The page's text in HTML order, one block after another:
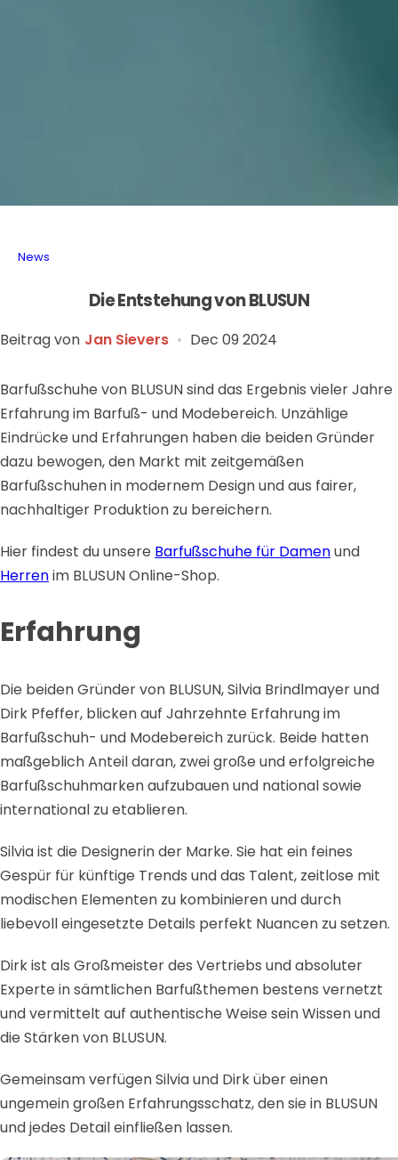
News
Die Entstehung von BLUSUN
Beitrag von Jan Sievers Dec 09 2024
Barfußschuhe von BLUSUN sind das Ergebnis vieler Jahre
Erfahrung im Barfuß- und Modebereich. Unzählige
Eindrücke und Erfahrungen haben die beiden Gründer
dazu bewogen, den Markt mit zeitgemäßen
Barfußschuhen in modernem Design und aus fairer,
nachhaltiger Produktion zu bereichern.
Hier findest du unsere Barfußschuhe für Damenund
Herrenim BLUSUN Online-Shop.
Erfahrung
Die beiden Gründer von BLUSUN, Silvia Brindlmayer und
Dirk Pfeffer, blicken auf Jahrzehnte Erfahrung im
Barfußschuh- und Modebereich zurück. Beide hatten
maßgeblich Anteil daran, zwei große und erfolgreiche
Barfußschuhmarken aufzubauen und national sowie
international zu etablieren.
Silvia ist die Designerin der Marke. Sie hat ein feines
Gespür für künftige Trends und das Talent, zeitlose mit
modischen Elementen zu kombinieren und durch
liebevoll eingesetzte Details perfekt Nuancen zu setzen.
Dirk ist als Großmeister des Vertriebs und absoluter
Experte in sämtlichen Barfußthemen bestens vernetzt
und vermittelt auf authentische Weise sein Wissen und
die Stärken von BLUSUN.
Gemeinsam verfügen Silvia und Dirk über einen
ungemein großen Erfahrungsschatz, den sie in BLUSUN
und jedes Detail einfließen lassen.